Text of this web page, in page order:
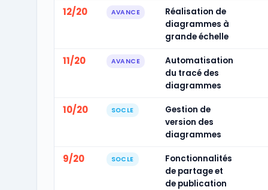
12/20 AVANCE
Réalisation de
diagrammes à
grande échelle
11/20 AVANCE
Automatisation
du tracé des
diagrammes
10/20 SOCLE
Gestion de
version des
diagrammes
9/20 SOCLE
Fonctionnalités
de partage et
de publication